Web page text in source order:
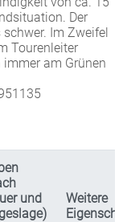
Der
Im Zweifel
Tourenleiter
am Grünen
und
Weitere